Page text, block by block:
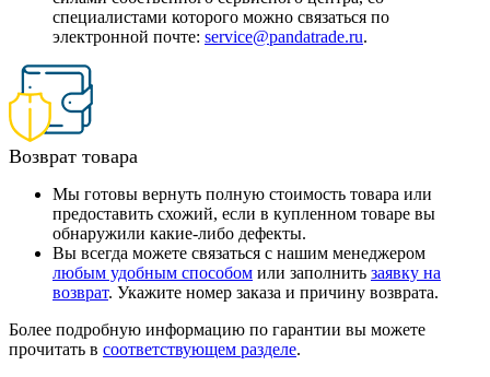
специалистами которого можно связаться по
электронной почте: service@pandatrade.ru.
Возврат товара
Мы готовы вернуть полную стоимость товара или
предоставить схожий, если в купленном товаре вы
обнаружили какие-либо дефекты.
Вы всегда можете связаться с нашим менеджером
любым удобным способом или заполнить заявку на
возврат. Укажите номер заказа и причину возврата.
Более подробную информацию по гарантии вы можете
прочитать в соответствующем разделе.